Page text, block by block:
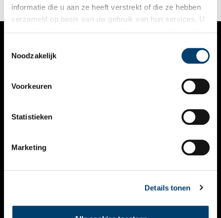
informatie die u aan ze heeft verstrekt of die ze hebben
verzameld op basis van uw gebruik van hun services. U
Noodzakelijk
Voorkeuren
Statistieken
Marketing
Details tonen
VERHALEN
KALENDER
THEMA’S
VIDEO’S
CONTACT